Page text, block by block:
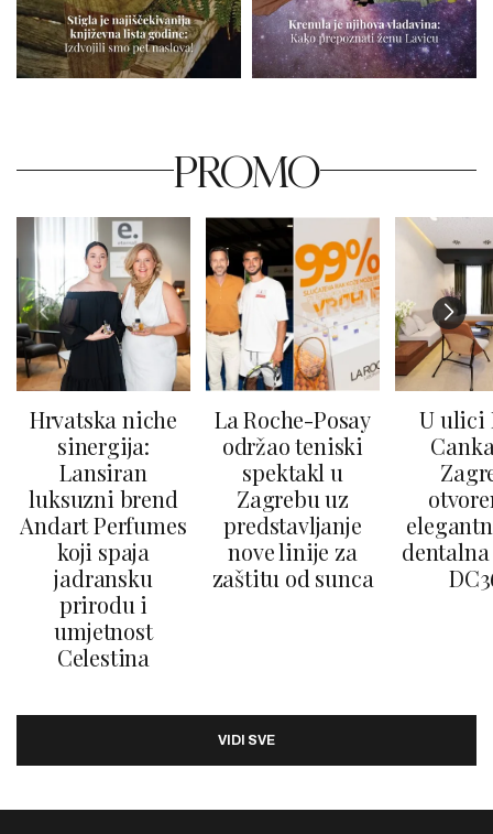
PROMO
Hrvatska niche
sinergija:
Lansiran
luksuzni brend
Andart Perfumes
koji spaja
jadransku
prirodu i
umjetnost
Celestina
La Roche-Posay
održao teniski
spektakl u
Zagrebu uz
predstavljanje
nove linije za
zaštitu od sunca
U ulici
VIDI SVE